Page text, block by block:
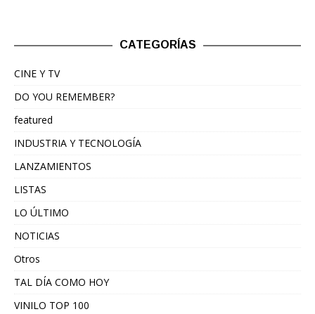
CATEGORÍAS
CINE Y TV
DO YOU REMEMBER?
featured
INDUSTRIA Y TECNOLOGÍA
LANZAMIENTOS
LISTAS
LO ÚLTIMO
NOTICIAS
Otros
TAL DÍA COMO HOY
VINILO TOP 100